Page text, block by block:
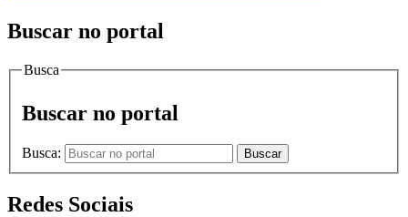
Buscar no portal
Busca
Buscar no portal
Busca: Buscar
Redes Sociais